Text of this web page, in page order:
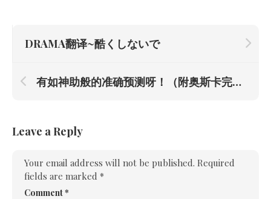
DRAMA翻译~酷くしないで
有如神助般的准确预测呀！（附奥斯卡完全获奖名单）
Leave a Reply
Your email address will not be published. Required
fields are marked *
Comment*